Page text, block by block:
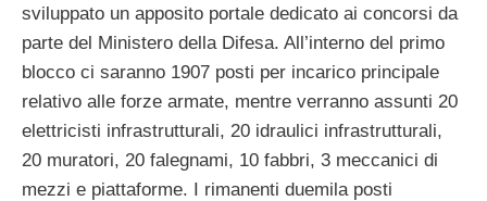
sviluppato un apposito portale dedicato ai concorsi da
parte del Ministero della Difesa. All’interno del primo
blocco ci saranno 1907 posti per incarico principale
relativo alle forze armate, mentre verranno assunti 20
elettricisti infrastrutturali, 20 idraulici infrastrutturali,
20 muratori, 20 falegnami, 10 fabbri, 3 meccanici di
mezzi e piattaforme. I rimanenti duemila posti